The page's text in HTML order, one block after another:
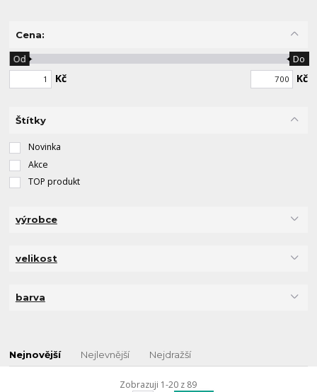
Cena:
Kč
Od Do
Kč
Štítky
Novinka
Akce
TOP produkt
výrobce
velikost
barva
Nejnovější Nejlevnější Nejdražší
Zobrazuji 1-20 z 89